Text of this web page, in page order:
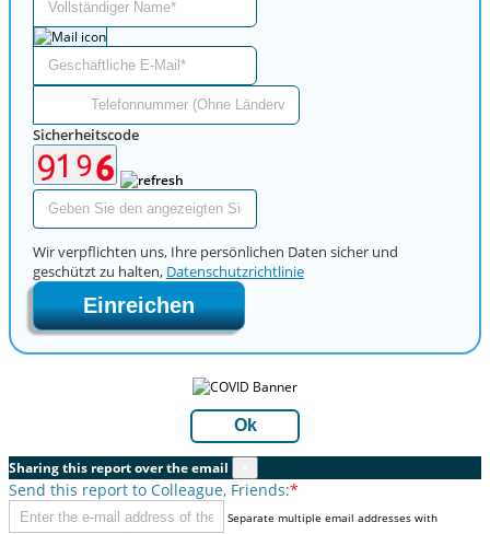
Sicherheitscode
Wir verpflichten uns, Ihre persönlichen Daten sicher und
geschützt zu halten, Datenschutzrichtlinie
Einreichen
Ok
Sharing this report over the email
Send this report to Colleague, Friends:*
Separate multiple email addresses with